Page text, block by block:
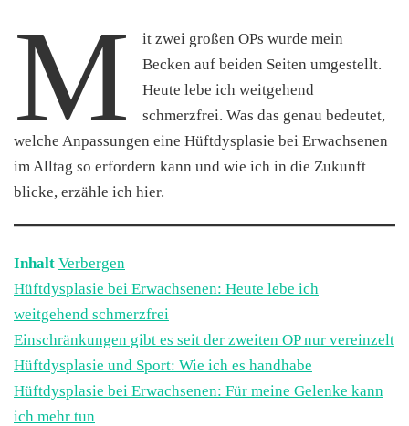
M
it zwei großen OPs wurde mein
Becken auf beiden Seiten umgestellt.
Heute lebe ich weitgehend
schmerzfrei. Was das genau bedeutet,
welche Anpassungen eine Hüftdysplasie bei Erwachsenen
im Alltag so erfordern kann und wie ich in die Zukunft
blicke, erzähle ich hier.
Inhalt Verbergen
Hüftdysplasie bei Erwachsenen: Heute lebe ich
weitgehend schmerzfrei
Einschränkungen gibt es seit der zweiten OP nur vereinzelt
Hüftdysplasie und Sport: Wie ich es handhabe
Hüftdysplasie bei Erwachsenen: Für meine Gelenke kann
ich mehr tun